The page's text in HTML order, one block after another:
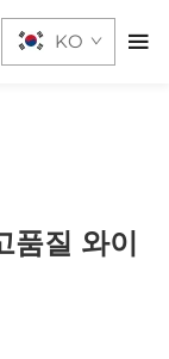
KO
질 와이